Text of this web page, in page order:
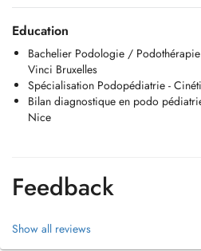
Spécialisée en podo-pédiatrie, ainsi
semelles orthopédiques et
objectif d'améliorer le confort, la
Mon accompagnement repose sur une
personnalisés et un suivi régulier, pour
chaque besoin.
GSM : 621 294 346
Bus : Lignes 5 - 20 - 22 - 24 - 27 - 28 -
Education
Bachelier Podologie /
Vinci Bruxelles
Spécialisation Podopédiatrie -
Bilan diagnostique en podo
Nice
Feedback
Show all reviews